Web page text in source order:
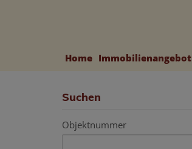
Home Immobilienangebot
Suchen
Objektnummer